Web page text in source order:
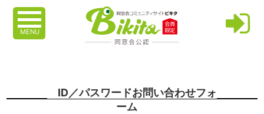
MENU
ID／パスワードお問い合わせフォ
ーム